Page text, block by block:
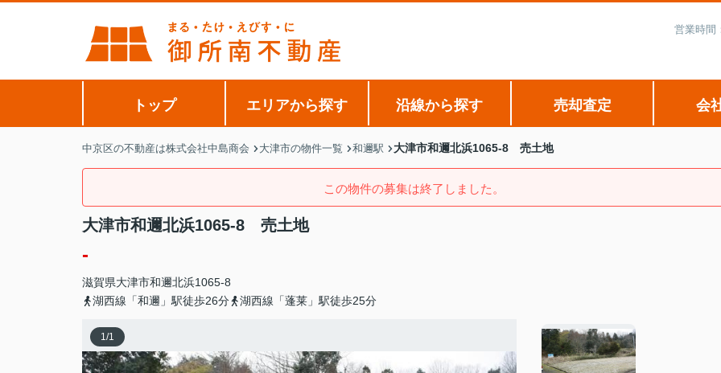
営業時間
トップ エリアから探す 沿線から探す 売却査定 会
中京区の不動産は株式会社中島商会 大津市の物件一覧 和邇駅 大津市和邇北浜1065-8 売土地
この物件の募集は終了しました。
大津市和邇北浜1065-8 売土地
-
滋賀県大津市和邇北浜1065-8
湖西線「和邇」駅徒歩26分
湖西線「蓬莱」駅徒歩25分
1/1